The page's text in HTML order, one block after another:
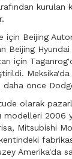
kurulan
için Beijing
Beijing Hyundai
için
daha önce
olarak
modelleri 2006
Mitsubishi
Amerika'da